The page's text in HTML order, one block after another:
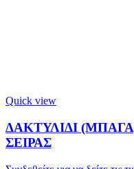
Quick view
ΔΑΚΤΥΛΙΔΙ
ΣΕΙΡΑΣ